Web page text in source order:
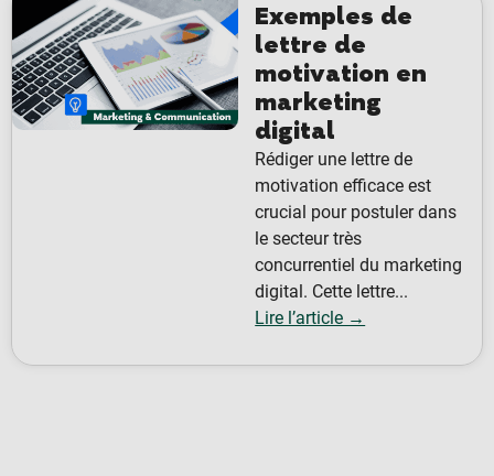
Exemples de
lettre de
motivation en
marketing
digital
Rédiger une lettre de
motivation efficace est
crucial pour postuler dans
le secteur très
concurrentiel du marketing
digital. Cette lettre...
Lire l’article →